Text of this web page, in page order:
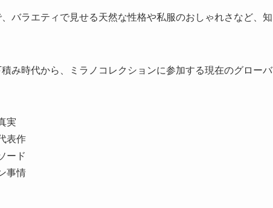
バラエティで見せる天然な性格や私服のおしゃれさなど、知
み時代から、ミラノコレクションに参加する現在のグローバ
実
表作
ード
事情